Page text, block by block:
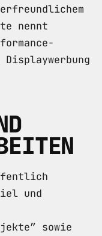
nennt
Displaywerbung
und
sowie